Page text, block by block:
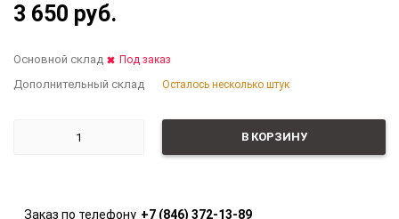
3 650 руб.
В КОРЗИНУ
Основной склад Под заказ
Дополнительный склад Осталось несколько штук
Заказ по телефону +7 (846) 372-13-89